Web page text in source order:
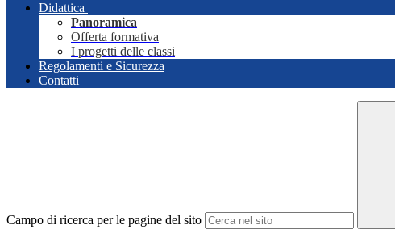
Didattica
Panoramica
Offerta formativa
I progetti delle classi
Regolamenti e Sicurezza
Contatti
Campo di ricerca per le pagine del sito